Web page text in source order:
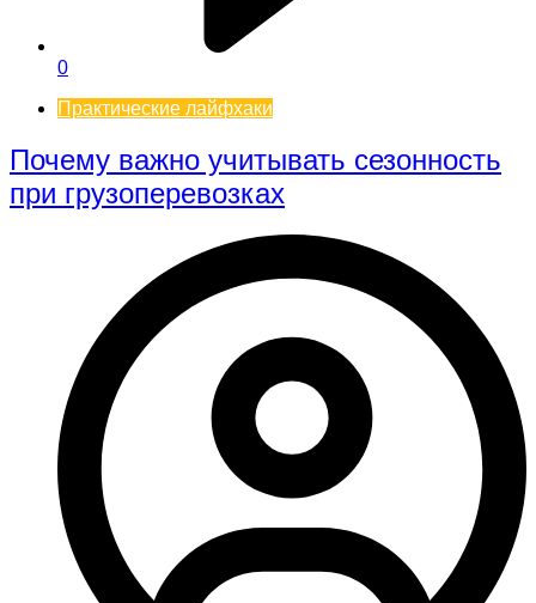
0
Практические лайфхаки
Почему важно учитывать сезонность
при грузоперевозках